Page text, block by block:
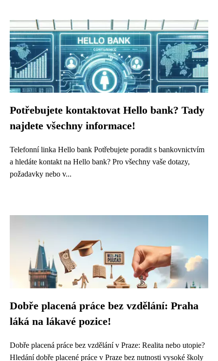
Potřebujete kontaktovat Hello bank? Tady
najdete všechny informace!
Telefonní linka Hello bank Potřebujete poradit s bankovnictvím
a hledáte kontakt na Hello bank? Pro všechny vaše dotazy,
požadavky nebo v...
Dobře placená práce bez vzdělání: Praha
láká na lákavé pozice!
Dobře placená práce bez vzdělání v Praze: Realita nebo utopie?
Hledání dobře placené práce v Praze bez nutnosti vysoké školy